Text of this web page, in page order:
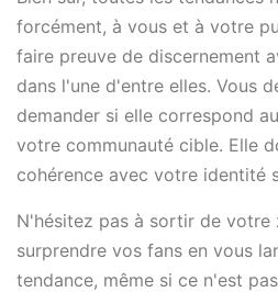
forcément, à vous et à votre
faire preuve de discernement
dans l'une d'entre elles. Vous
demander si elle correspond
votre communauté cible. Elle
cohérence avec votre identité
N'hésitez pas à sortir de
surprendre vos fans en vous
tendance, même si ce n'est